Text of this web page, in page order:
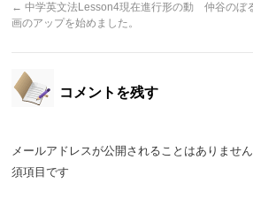
← 中学英文法Lesson4現在進行形の動
画のアップを始めました。
仲谷のぼ
コメントを残す
メールアドレスが公開されることはありません
須項目です